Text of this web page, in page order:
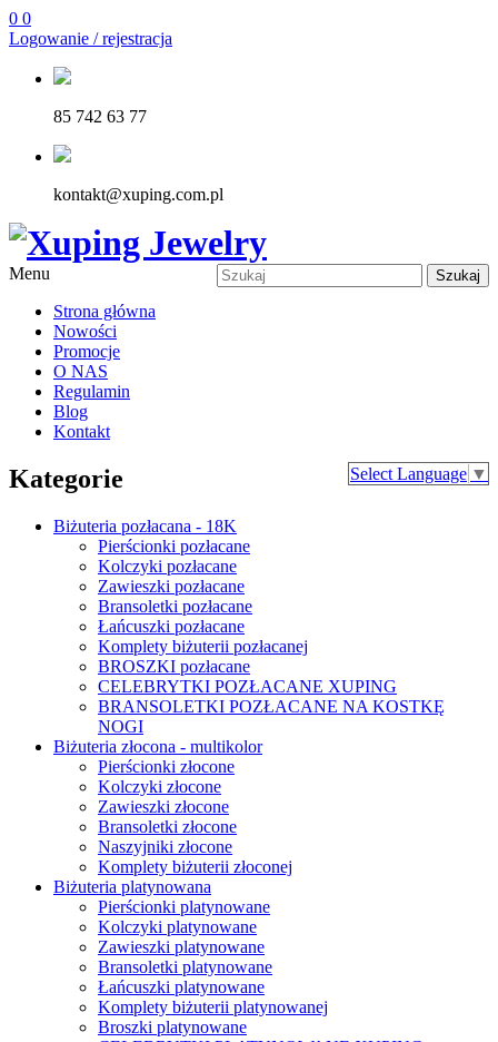
0 0
Logowanie / rejestracja
85 742 63 77
kontakt@xuping.com.pl
Szukaj
Menu
Strona główna
Nowości
Promocje
O NAS
Regulamin
Blog
Kontakt
Select Language ▼
Kategorie
Biżuteria pozłacana - 18K
Pierścionki pozłacane
Kolczyki pozłacane
Zawieszki pozłacane
Bransoletki pozłacane
Łańcuszki pozłacane
Komplety biżuterii pozłacanej
BROSZKI pozłacane
CELEBRYTKI POZŁACANE XUPING
BRANSOLETKI POZŁACANE NA KOSTKĘ
NOGI
Biżuteria złocona - multikolor
Pierścionki złocone
Kolczyki złocone
Zawieszki złocone
Bransoletki złocone
Naszyjniki złocone
Komplety biżuterii złoconej
Biżuteria platynowana
Pierścionki platynowane
Kolczyki platynowane
Zawieszki platynowane
Bransoletki platynowane
Łańcuszki platynowane
Komplety biżuterii platynowanej
Broszki platynowane